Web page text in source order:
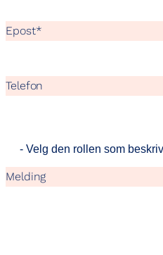
Epost*
Telefon
Melding